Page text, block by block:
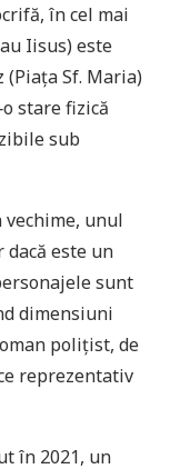
în cel mai
Iisus) este
Sf. Maria)
stare fizică
sub
vechime, unul
este un
sunt
dimensiuni
poliţist, de
reprezentativ
în 2021, un